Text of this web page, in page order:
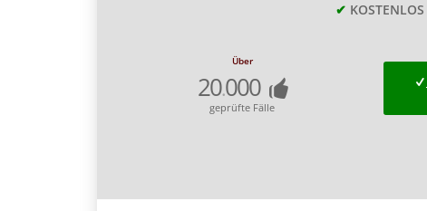
✔ KOSTENLOS
Über
20.000
geprüfte Fälle